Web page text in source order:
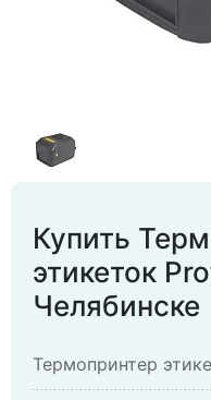
Купить
этикеток
Челябинске
Термопринтер